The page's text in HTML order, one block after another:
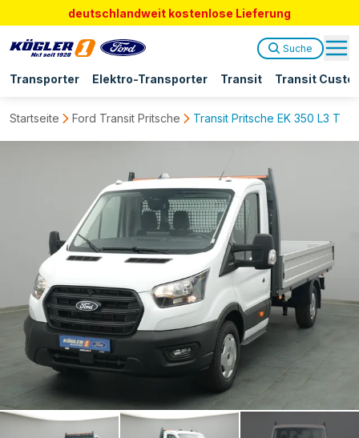
deutschlandweit kostenlose Lieferung
Transporter Elektro-Transporter Transit Transit
Suche
Startseite Ford Transit Pritsche Transit Pritsche EK 350 L3